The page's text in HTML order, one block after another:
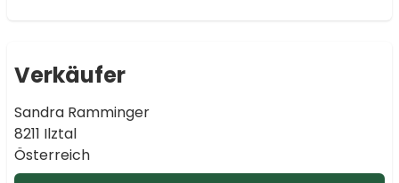
Verkäufer
Sandra Ramminger
8211 Ilztal
Österreich